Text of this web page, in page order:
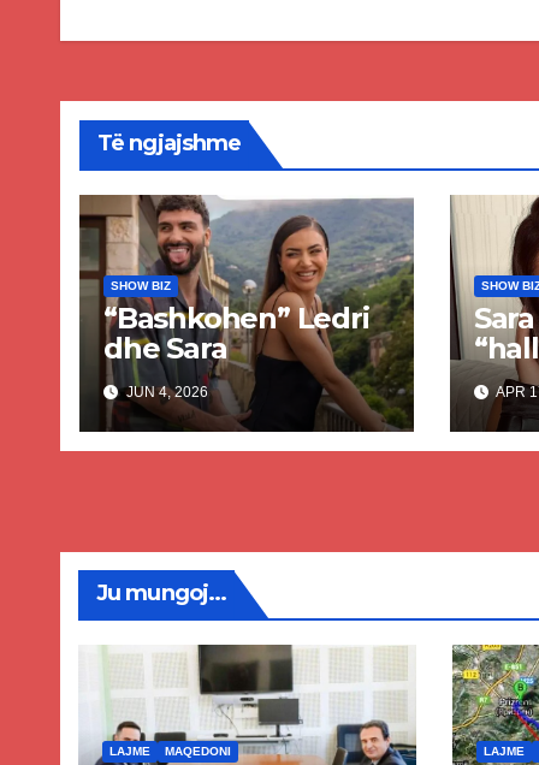
Të ngjajshme
SHOW BIZ
“Bashkohen” Ledri
dhe Sara
JUN 4, 2026
SHOW
verë
APR
Ju mungoj...
LAJME MAQEDONI LAJME